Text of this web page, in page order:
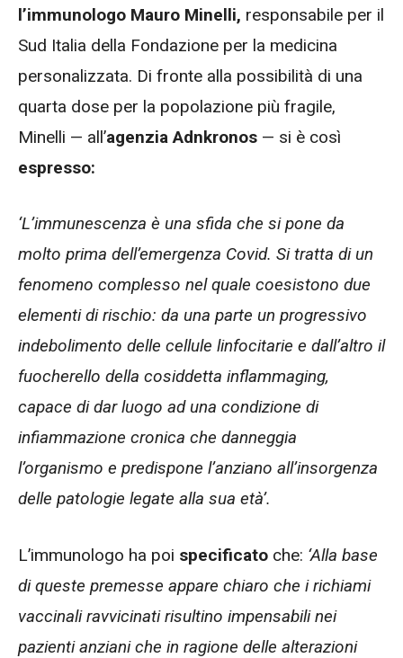
l’immunologo Mauro Minelli, responsabile per il
Sud Italia della Fondazione per la medicina
personalizzata. Di fronte alla possibilità di una
quarta dose per la popolazione più fragile,
Minelli — all’agenzia Adnkronos — si è così
espresso:
‘L’immunescenza è una sfida che si pone da
molto prima dell’emergenza Covid. Si tratta di un
fenomeno complesso nel quale coesistono due
elementi di rischio: da una parte un progressivo
indebolimento delle cellule linfocitarie e dall’altro il
fuocherello della cosiddetta inflammaging,
capace di dar luogo ad una condizione di
infiammazione cronica che danneggia
l’organismo e predispone l’anziano all’insorgenza
delle patologie legate alla sua età’.
L’immunologo ha poi specificato che: ‘Alla base
di queste premesse appare chiaro che i richiami
vaccinali ravvicinati risultino impensabili nei
pazienti anziani che in ragione delle alterazioni